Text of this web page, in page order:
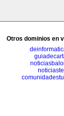
Otros dominios en